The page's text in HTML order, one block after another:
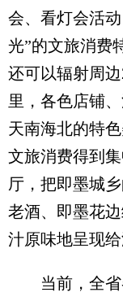
会、看灯会活
光”的文旅消费
还可以辐射周
里，各色店铺
天南海北的特
文旅消费得到
厅，把即墨城
老酒、即墨花
汁原味地呈现给
当前，全省